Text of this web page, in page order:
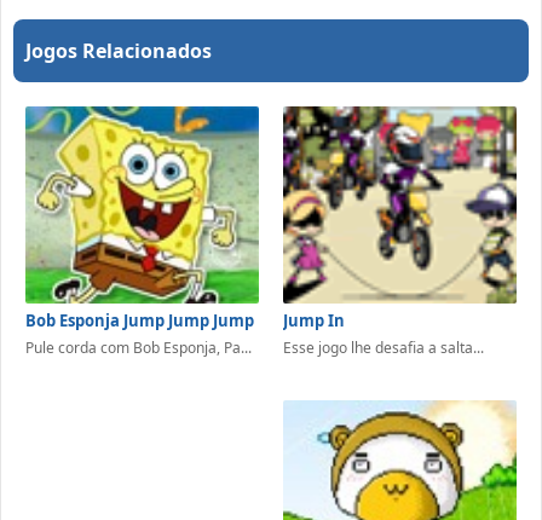
Jogos Relacionados
Bob Esponja Jump Jump Jump
Pule corda com Bob Esponja, Pa...
Jump In
Esse jogo lhe desafia a salta...